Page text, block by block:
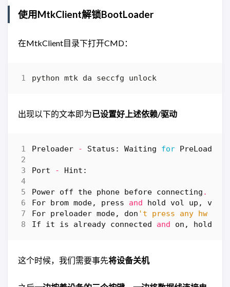
使用MtkClient解锁BootLoader
在MtkClient目录下打开CMD：
出现以下的文本即为已设置好上述依赖/驱动
Preloader - Status : Waiting for PreLoader
Port - Hint :
Power off the phone before connecting .
For brom mode, press and hold vol up , vol
For preloader mode, don 't press any hw
If
it is already connected and on , hold
这个时候，我们需要事先将设备关机